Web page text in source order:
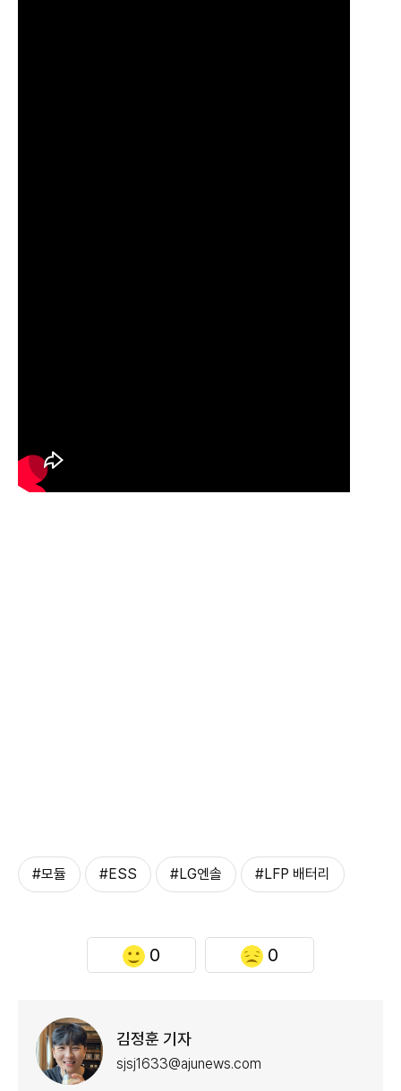
#모듈 #ESS #LG엔솔 #LFP 배터리
0 0
김정훈 기자
sjsj1633@ajunews.com